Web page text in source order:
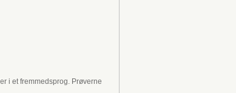
i et fremmedsprog. Prøverne